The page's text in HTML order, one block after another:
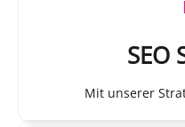
SEO
Mit unserer